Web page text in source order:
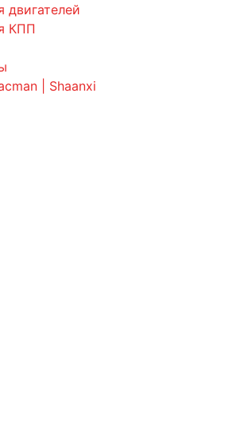
двигателей
КПП
| Shaanxi